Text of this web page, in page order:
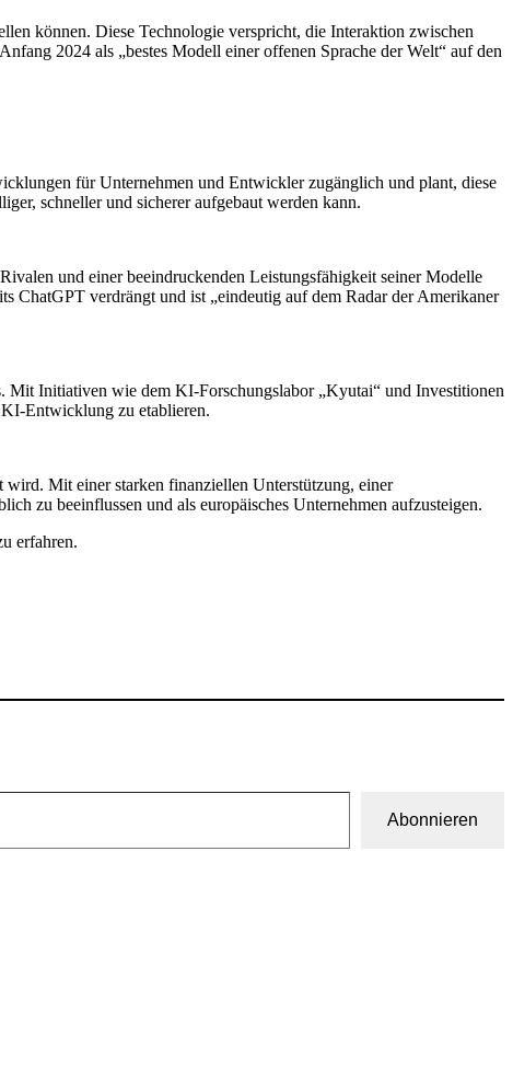
können. Diese Technologie verspricht, die Interaktion zwischen
2024 als „bestes Modell einer offenen Sprache der Welt“ auf den
für Unternehmen und Entwickler zugänglich und plant, diese
schneller und sicherer aufgebaut werden kann.
und einer beeindruckenden Leistungsfähigkeit seiner Modelle
ChatGPT verdrängt und ist „eindeutig auf dem Radar der Amerikaner
Initiativen wie dem KI-Forschungslabor „Kyutai“ und Investitionen
Entwicklung zu etablieren.
Mit einer starken finanziellen Unterstützung, einer
zu beeinflussen und als europäisches Unternehmen aufzusteigen.
erfahren.
Abonnieren